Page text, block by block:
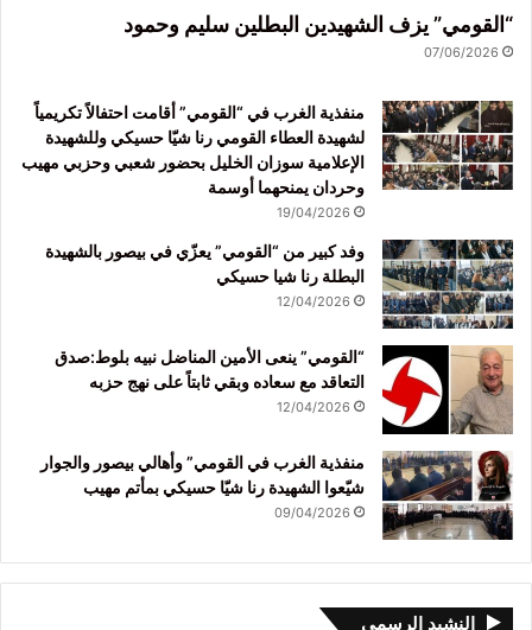
“القومي” يزف الشهيدين البطلين سليم وحمود
07/06/2026
منفذية الغرب في “القومي” أقامت احتفالاً تكريمياً
لشهيدة العطاء القومي رنا شيّا حسيكي وللشهيدة
الإعلامية سوزان الخليل بحضور شعبي وحزبي مهيب
وحردان يمنحهما أوسمة
19/04/2026
وفد كبير من “القومي” يعزّي في بيصور بالشهيدة
البطلة رنا شيا حسيكي
12/04/2026
“القومي” ينعى الأمين المناضل نبيه بلوط:صدق
التعاقد مع سعاده وبقي ثابتاً على نهج حزبه
12/04/2026
منفذية الغرب في القومي” وأهالي بيصور والجوار
شيّعوا الشهيدة رنا شيّا حسيكي بمأتم مهيب
09/04/2026
النشيد الرسمي